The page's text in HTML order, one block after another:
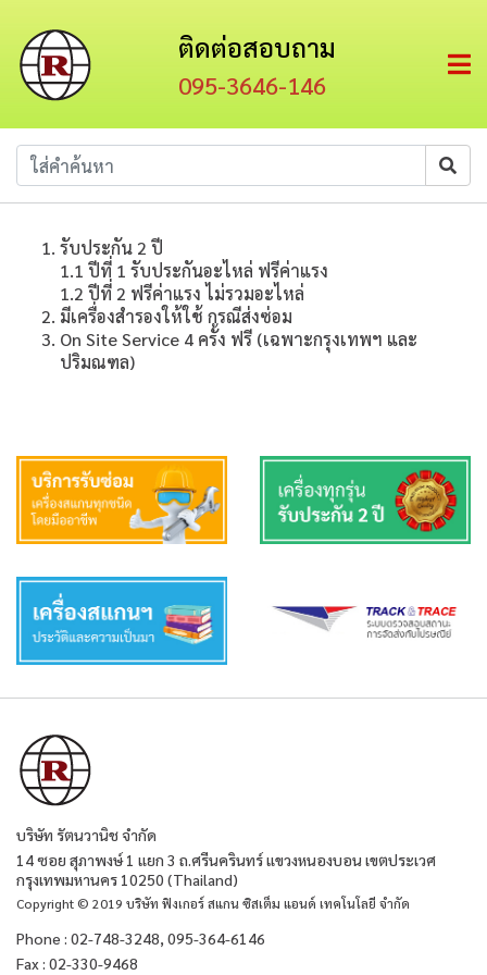
ติดต่อสอบถาม
095-3646-146
รับประกัน 2 ปี
1.1 ปีที่ 1 รับประกันอะไหล่ ฟรีค่าแรง
1.2 ปีที่ 2 ฟรีค่าแรง ไม่รวมอะไหล่
มีเครื่องสำรองให้ใช้ กรณีส่งซ่อม
On Site Service 4 ครั้ง ฟรี (เฉพาะกรุงเทพฯ และ
ปริมณฑล)
บริษัท รัตนวานิช จำกัด
14 ซอย สุภาพงษ์ 1 แยก 3 ถ.ศรีนครินทร์ แขวงหนองบอน เขตประเวศ
กรุงเทพมหานคร 10250 (Thailand)
Copyright © 2019 บริษัท ฟิงเกอร์ สแกน ซิสเต็ม แอนด์ เทคโนโลยี จำกัด
Phone : 02-748-3248, 095-364-6146
Fax : 02-330-9468